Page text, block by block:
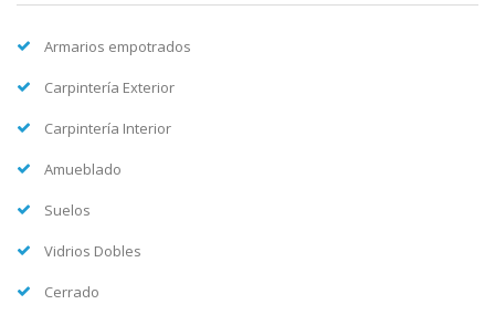
Armarios empotrados
Carpintería Exterior
Carpintería Interior
Amueblado
Suelos
Vidrios Dobles
Cerrado